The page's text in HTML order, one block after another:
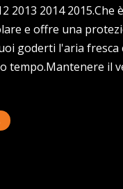
2013 2014 2015.Che
e offre una
goderti l'aria fresca
tempo.Mantenere il